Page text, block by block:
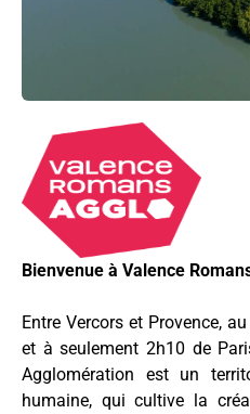
Bienvenue à Valence
Entre Vercors et Provence,
et à seulement 2h10 de
Agglomération est un
humaine, qui cultive la